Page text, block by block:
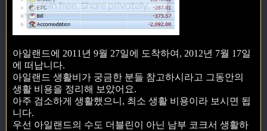
아일랜드에 2011년 9월 27일에 도착하여, 2012년 7월 17일
에 떠납니다.
아일랜드 생활비가 궁금한 분들 참고하시라고 그동안의
생활 비용을 정리해 보았어요.
아주 검소하게 생활했으니, 최소 생활 비용이라 보시면 됩
니다.
우선 아일랜드의 수도 더블린이 아닌 남부 코크서 생활하